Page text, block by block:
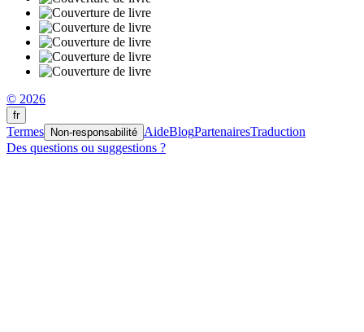
© 2026
fr
Termes Non-responsabilité AideBlogPartenairesTraduction
Des questions ou suggestions ?